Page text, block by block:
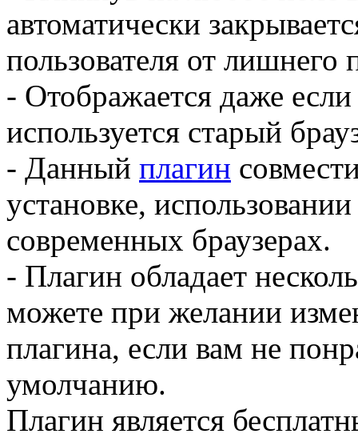
автоматически
пользователя от
- Отображается даже
используется старый
- Данный плагин
установке,
современных браузерах.
- Плагин обладает
можете при желании
плагина, если вам не
умолчанию.
Плагин является